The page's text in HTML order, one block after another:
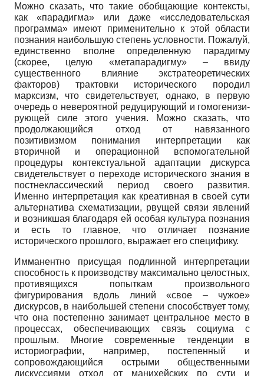
Можно сказать, что такие обобщающие контексты,
как «парадигма» или даже «исследовательская
программа» имеют применительно к этой области
познания наибольшую степень условности. Пожалуй,
единственно вполне определенную па­радигму
(скорее, целую «метапарадигму» – ввиду
существенного влияние экстра­теоретических
факторов) трактовки исторического породил
марксизм, что свиде­тельствует, однако, в первую
очередь о невероятной редуцирующий и гомогенизи­
рующей силе этого учения. Можно сказать, что
продолжающийся отход от навязан­ного
позитивизмом понимания интерпретации как
вторичной и операционной вспомогательной
процедуры контекстуальной адаптации дискурса
свидетельствует о переходе исторического знания в
постнеклассический период своего развития.
Именно интерпретация как креативная в своей сути
альтернатива схематизации, рвущей связи явлений
и возникшая благодаря ей особая культура познания
и есть то главное, что отличает познание
исторического прошлого, выражает его специфику.
Имманентно присущая подлинной интерпретации
способность к производст­ву максимально целостных,
противящихся попыткам произвольного
фигурирования вдоль линий «свое – чужое»
дискурсов, в наибольшей степени способствует тому,
что она постепенно занимает центральное место в
процессах, обеспечивающих связь социума с
прошлым. Многие современные тенденции в
историографии, например, постепенный и
сопровождающийся острыми общественными
дискуссиями отход от манихейских по сути и